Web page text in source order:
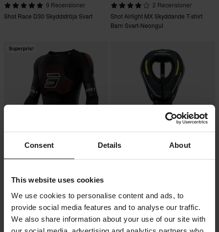
Consent Details About
This website uses cookies
We use cookies to personalise content and ads, to
provide social media features and to analyse our traffic.
We also share information about your use of our site with
9 Recensioner
Shot Race D30 Skyddströja Svart
2 Recensioner
Shot Airlight MX Skyddande T-shirt
Barn Svart-Neongul
Superpris!
1 529 kr